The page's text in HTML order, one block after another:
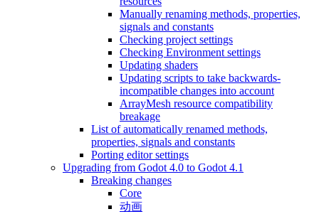
Manually renaming methods, properties,
signals and constants
Checking project settings
Checking Environment settings
Updating shaders
Updating scripts to take backwards-
incompatible changes into account
ArrayMesh resource compatibility
breakage
List of automatically renamed methods,
properties, signals and constants
Porting editor settings
Upgrading from Godot 4.0 to Godot 4.1
Breaking changes
Core
动画